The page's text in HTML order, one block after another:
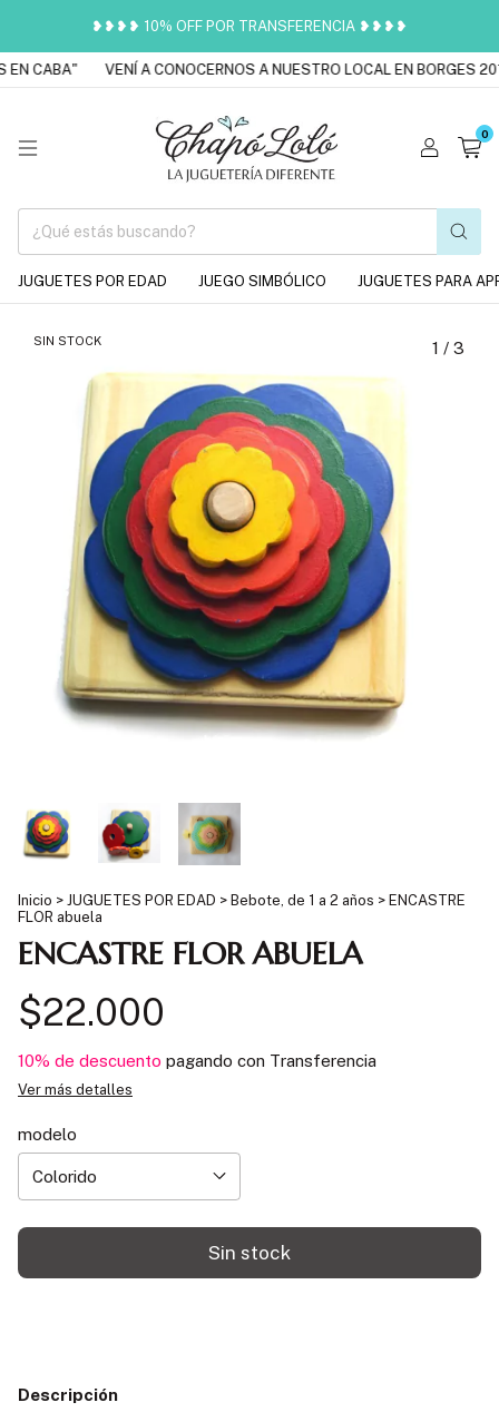
❥❥❥❥ 10% OFF POR TRANSFERENCIA ❥❥❥❥
CABA" VENÍ A CONOCERNOS A NUESTRO LOCAL EN BORGES
0
JUGUETES POR EDAD JUEGO SIMBÓLICO JUGUETES PARA
SIN STOCK 1 / 3
Inicio > JUGUETES POR EDAD > Bebote, de 1 a 2 años > ENCASTRE
FLOR abuela
ENCASTRE FLOR ABUELA
$22.000
10% de descuento pagando con Transferencia
Ver más detalles
modelo
Descripción